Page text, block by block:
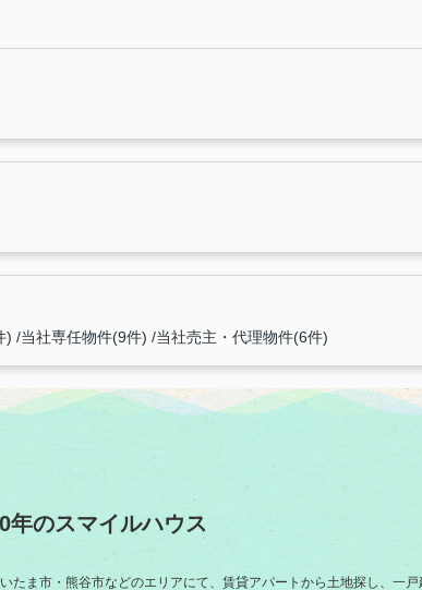
) 当社専任物件(9件) 当社売主・代理物件(6件)
年のスマイルハウス
たま市・熊谷市などのエリアにて、賃貸アパートから土地探し、一